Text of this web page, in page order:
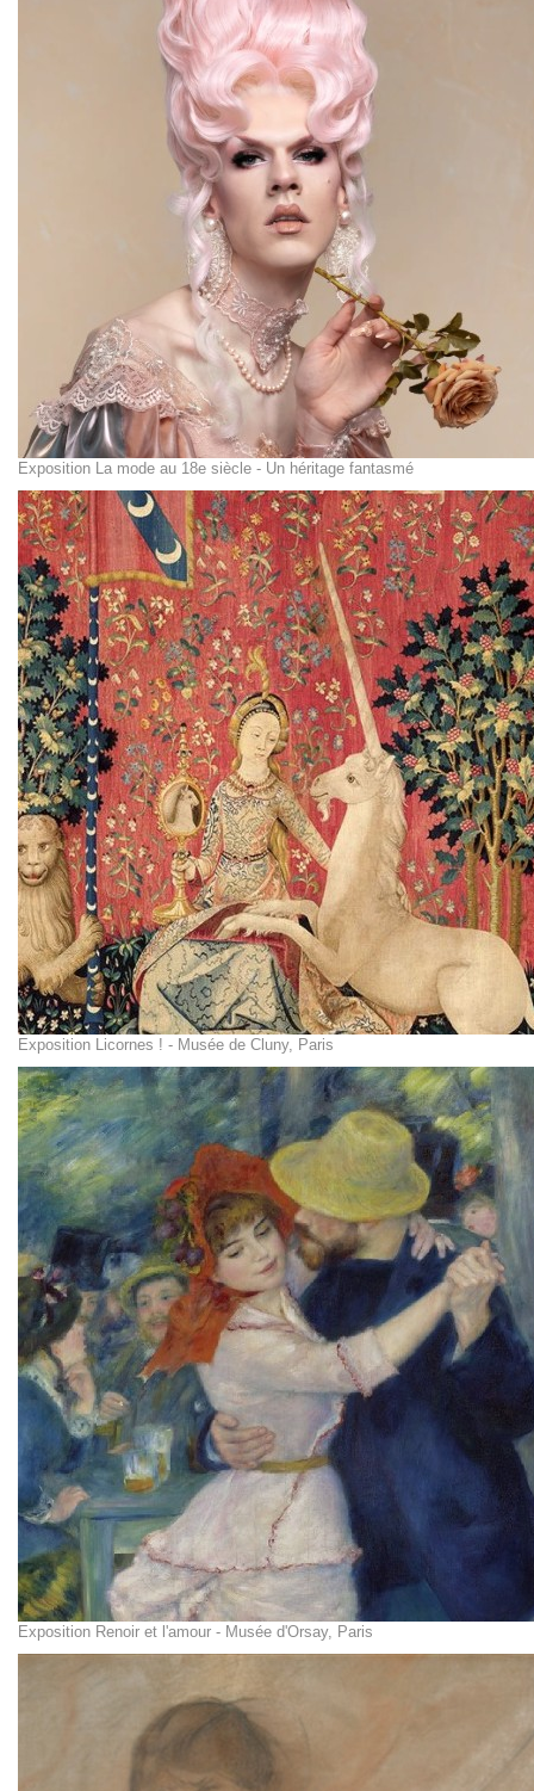
Exposition La mode au 18e siècle - Un héritage fantasmé
Exposition Licornes ! - Musée de Cluny, Paris
Exposition Renoir et l'amour - Musée d'Orsay, Paris